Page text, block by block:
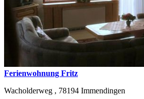
Ferienwohnung Fritz
Wacholderweg , 78194 Immendingen